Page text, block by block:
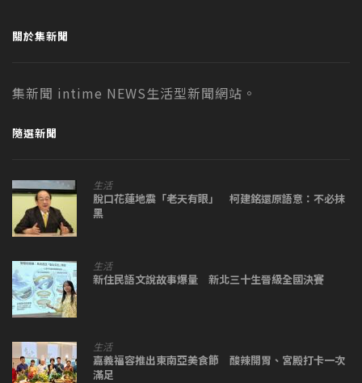
關於集新聞
集新聞 intime NEWS生活型新聞網站。
隨選新聞
生活
脫口花蓮地震「老天有眼」 柯建銘還原語意：不必抹
黑
生活
新住民語文說故事爆量 新北三十生晉級全國決賽
生活
嘉義福容推出東南亞美食節 酸辣開胃、宮殿打卡一次
滿足